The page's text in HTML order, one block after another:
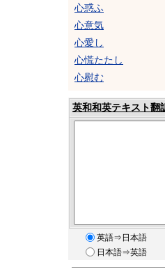
心惑ふ
心意気
心愛し
心慌たたし
心慰む
英和和英テキスト翻
英語⇒日本語
日本語⇒英語